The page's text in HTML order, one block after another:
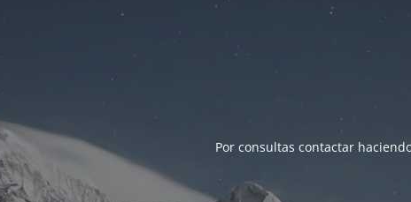
Por consultas contactar